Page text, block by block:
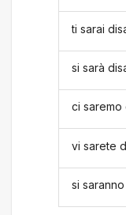
ti sarai
si sarà
ci saremo
vi sarete
si